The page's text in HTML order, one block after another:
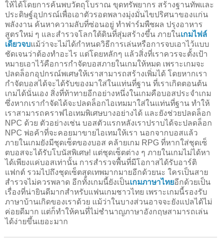
ให้ได้โดยการค้นพบวัตถุโบราณ ขุดทรัพยากร สร้างฐานทัพและ
ประดิษฐ์อุปกรณ์เพื่อเอาตัวรอดพลางมุ่งมั่นไขปริศนาของแก่น
พลังงาน ค้นหาความลับที่ซ่อนอยู่ ทำฟาร์มพืชผล ปรุงอาหาร
สูตรใหม่ ๆ และสำรวจโลกใต้ดินที่สุ่มสร้างขึ้น ภายในเกมไฟล์
เดียวจบแม้ว่าจะไม่ได้กำหนดวิธีการเล่นหรือการจบเอาไว้แบบ
ชัดเจนว่าต้องทำอะไร แต่โดยหลักๆ แล้วสิ่งที่เราควรจะตั้งเป้า
หมายเอาไว้คือการกำจัดบอสภายในเกมให้หมด เพราะเกมจะ
ปลดล็อกอุปกรณ์พเศษให้เราสามารถสร้างเพิ่มได้ โดยหากเรา
กำจัดบอสได้จะได้รับของมาใส่ในแท่นที่ฐาน ที่เราเกิดตอนต้น
เกมได้นั่นเอง สิ่งที่ท้าทายอีกอย่างหนึ่งในเกมคือบอสประจำเกม
ซึ่งหากเรากำจัดได้จะปลดล็อกไอเทมมาใส่ในแท่นที่ฐาน ทำให้
เราสามารถคราฟไอเทมพิเศษบางอย่างได้ และยังช่วยปลดล็อก
NPC ด้วย ตัวอย่างเช่น บอสตัวแรกหลังเราปราบได้จะปลดล็อก
NPC พ่อค้าที่จะคอยมาขายไอเทมให้เรา นอกจากบอสแล้ว
ภายในเกมยังมีชุดเซ็ตของบอส คล้ายเกม RPG ที่หากใส่ชุดเซ็
ตบอสจะได้รับโบนัสพิเศษ! แต่ชุดเซ็ตต่าง ๆ ภายในเกมไม่ได้หา
ได้เพียงแค่บอสเท่านั้น การสำรวจพื้นที่มีโอกาสได้รับอาร์ติ
แฟกต์ รวมไปถึงชุดเซ็ตสุดเทพมากมายอีกด้วยนะ ใครเป็นสาย
สำรวจไม่ควรพลาด อีกทั้งเกมนี้ยังเป็นเกมภาษาไทยอีกด้วยเป็น
เรื่องที่น่ายินดีมากสำหรับแฟนเกมชาวไทย เพราะเกมนี้รองรับ
ภาษาบ้านเกิดของเราด้วย แม้ว่าในบางส่วนอาจจะยังแปลได้ไม่
ค่อยดีมาก แต่ก็ทำให้คนที่ไม่ชำนาญภาษาอังกฤษสามารถเล่น
ได้ง่ายขึ้นเยอะมาก